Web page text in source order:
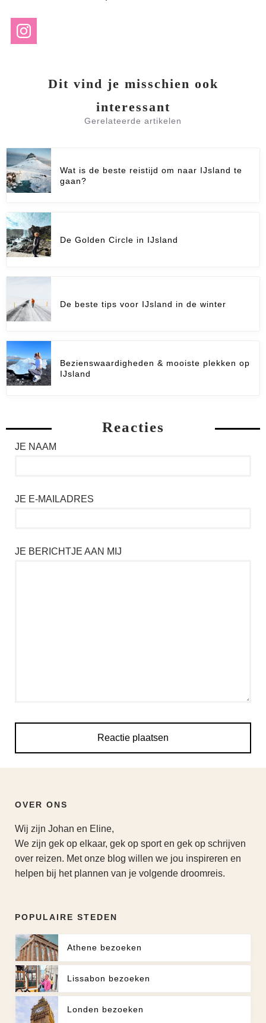
Dit vind je misschien ook
interessant
Gerelateerde artikelen
Wat is de beste reistijd om naar IJsland te
gaan?
De Golden Circle in IJsland
De beste tips voor IJsland in de winter
Bezienswaardigheden & mooiste plekken op
IJsland
Reacties
JE NAAM
JE E-MAILADRES
JE BERICHTJE AAN MIJ
OVER ONS
Wij zijn Johan en Eline,
We zijn gek op elkaar, gek op sport en gek op schrijven
over reizen. Met onze blog willen we jou inspireren en
helpen bij het plannen van je volgende droomreis.
POPULAIRE STEDEN
Athene bezoeken
Lissabon bezoeken
Londen bezoeken